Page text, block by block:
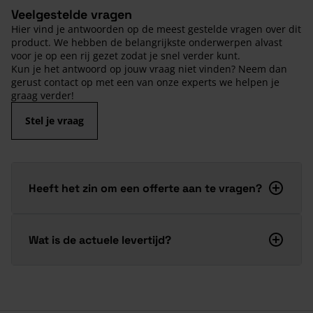
Veelgestelde vragen
Hier vind je antwoorden op de meest gestelde vragen over dit
product. We hebben de belangrijkste onderwerpen alvast
voor je op een rij gezet zodat je snel verder kunt.
Kun je het antwoord op jouw vraag niet vinden? Neem dan
gerust contact op met een van onze experts we helpen je
graag verder!
Stel je vraag
Heeft het zin om een offerte aan te vragen?
Wat is de actuele levertijd?